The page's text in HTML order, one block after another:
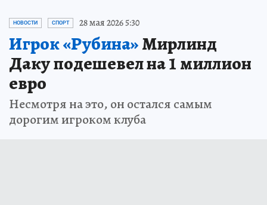
НОВОСТИ СПОРТ 28 мая 2026 5:30
Игрок «Рубина»Мирлинд
Даку подешевел на 1 миллион
евро
Несмотря на это, он остался самым
дорогим игроком клуба